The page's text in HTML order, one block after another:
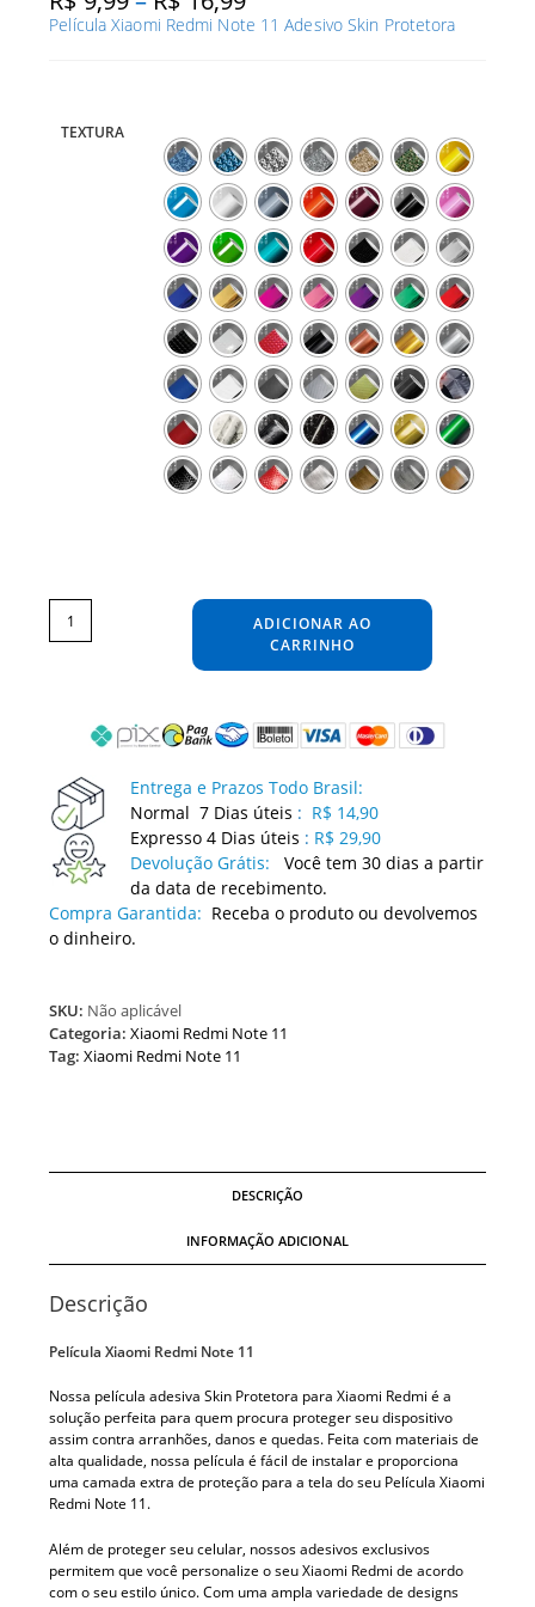
preço:
Película Xiaomi Redmi Note 11 Adesivo Skin Protetora
TEXTURA
Película
Xiaomi
Redmi
Note
11
Adesivo
ADICIONAR AO
CARRINHO
Entrega e Prazos Todo Brasil:
Normal 7 Dias úteis : R$ 14,90
Expresso 4 Dias úteis : R$ 29,90
Devolução Grátis:
Você tem 30 dias a partir
da data de recebimento.
Compra Garantida: Receba o produto ou devolvemos
o dinheiro.
SKU: Não aplicável
Categoria:Xiaomi Redmi Note 11
Tag:Xiaomi Redmi Note 11
DESCRIÇÃO
INFORMAÇÃO ADICIONAL
Descrição
Película Xiaomi Redmi Note 11
Nossa película adesiva Skin Protetora para Xiaomi Redmi é a
solução perfeita para quem procura proteger seu dispositivo
assim contra arranhões, danos e quedas. Feita com materiais de
alta qualidade, nossa película é fácil de instalar e proporciona
uma camada extra de proteção para a tela do seu Película Xiaomi
Redmi Note 11.
Além de proteger seu celular, nossos adesivos exclusivos
permitem que você personalize o seu Xiaomi Redmi de acordo
com o seu estilo único. Com uma ampla variedade de designs